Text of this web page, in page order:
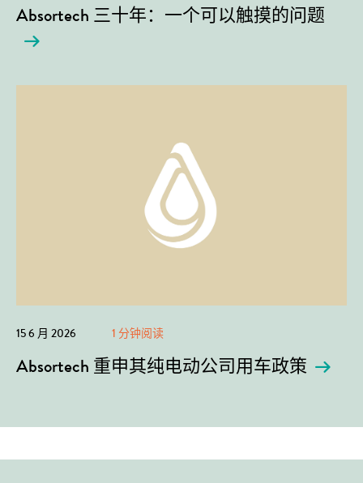
Absortech 三十年：一个可以触摸的问题
15 6 月 2026 1 分钟阅读
Absortech 重申其纯电动公司用车政策